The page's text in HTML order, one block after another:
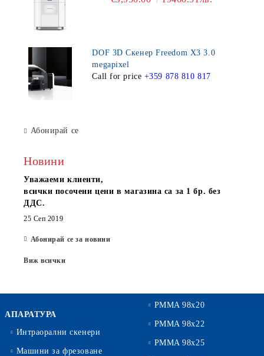
DOF 3D Скенер Freedom X3 3.0
megapixel
Call for price +359 878 810 817
Абонирай се
Новини
Уважаеми клиенти,
всички посочени цени в магазина са за 1 бр. без
ДДС.
25 Сеп 2019
Абонирай се за новини
Виж всички
АПАРАТУРА
Интраорални скенери
Машини за фрезоване
PMMA 98x20
PMMA 98x22
PMMA 98x25